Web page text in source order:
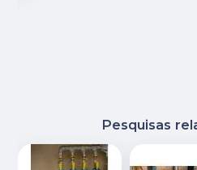
Pesquisas